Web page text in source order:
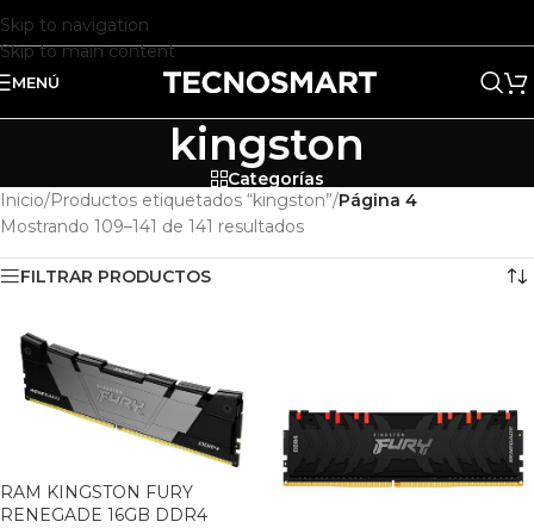
Skip to navigation
Skip to main content
MENÚ
kingston
Categorías
Inicio/Productos etiquetados “kingston”/Página 4
Mostrando 109–141 de 141 resultados
FILTRAR PRODUCTOS
RAM KINGSTON FURY
RENEGADE 16GB DDR4